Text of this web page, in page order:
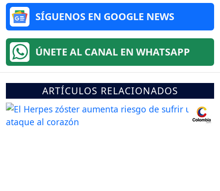
SÍGUENOS EN GOOGLE NEWS
ÚNETE AL CANAL EN WHATSAPP
ARTÍCULOS RELACIONADOS